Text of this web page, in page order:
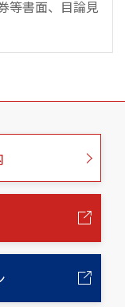
等書面、目論見